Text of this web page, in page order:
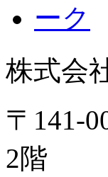
株式会
〒141-
2階